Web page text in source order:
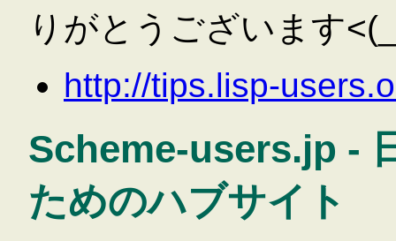
りがとうございます
http://tips.lisp-
Scheme-users.jp -
ためのハブサイト